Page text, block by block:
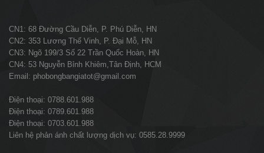
CN1: 68 Đường Cầu Diễn, P. Phú Diễn, HN
CN2: 353 Lương Thế Vinh, P. Đại Mỗ, HN
CN3: Ngõ 199/3 Số 22 Trần Quốc Hoàn, HN
CN4: 53 Nguyễn Bỉnh Khiêm,Tân Định, HCM
Email: phobongbangiatot@gmail.com
Điện thoại: 0788.601.988
Điện thoại: 0789.601.988
Điện thoại: 0703.601.988
Liên hệ phản ánh chất lượng dịch vụ: 0585.28.9999